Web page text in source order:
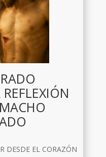
DESDE EL CORAZÓN